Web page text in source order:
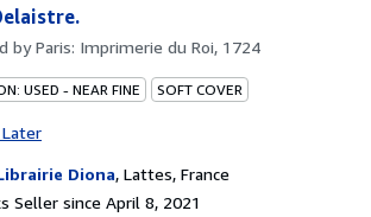
byParis: Imprimerie du Roi, 1724
USED - NEAR FINE SOFT COVER
Diona, Lattes, France
Seller since April 8, 2021